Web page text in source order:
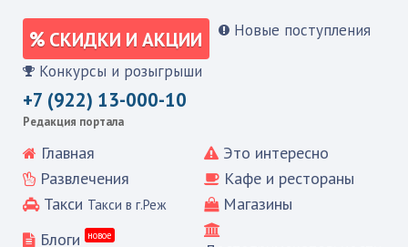
СКИДКИ И АКЦИИ Новые поступления
Конкурсы и розыгрыши
+7 (922) 13-000-10
Редакция портала
Главная
Это интересно
Развлечения
Кафе и рестораны
Такси Такси в г.Реж
Магазины
Блоги
новое